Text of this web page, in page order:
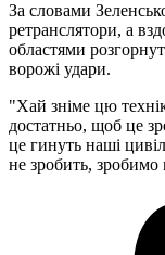
За словами
ретранслятори, а
областями
ворожі удари.
"Хай зніме цю
достатньо, щоб це
це гинуть наші
не зробить,